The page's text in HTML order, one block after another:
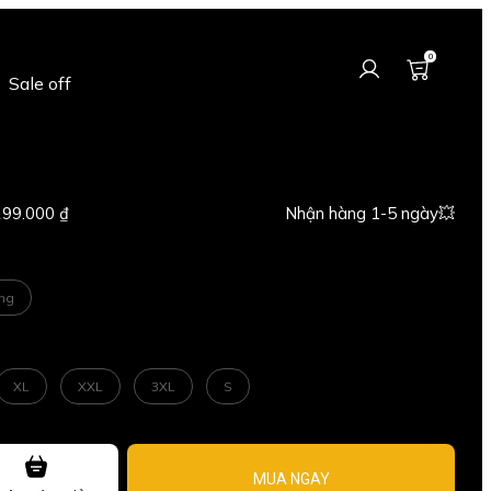
0
Sale off
XL XXL 3XL S
MUA NGAY
₫ Nhận hàng 1-5 ngày💥